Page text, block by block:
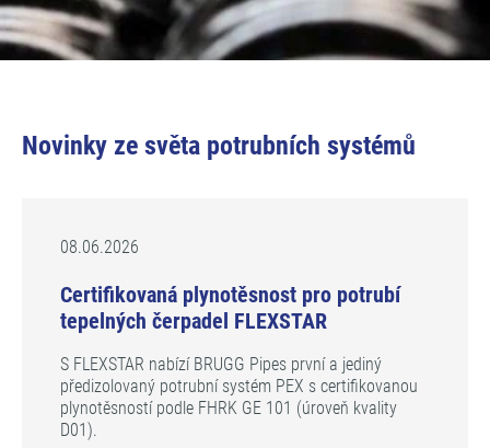
Novinky ze světa potrubních systémů
08.06.2026
Certifikovaná plynotěsnost pro potrubí
tepelných čerpadel FLEXSTAR
S FLEXSTAR nabízí BRUGG Pipes první a jediný
předizolovaný potrubní systém PEX s certifikovanou
plynotěsností podle FHRK GE 101 (úroveň kvality
D01).